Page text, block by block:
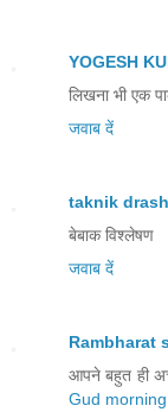
YOGESH
लिखना भी एक
जवाब दें
taknik
बेबाक विश्लेषण
जवाब दें
Rambharat
आपने बहुत ही
Gud morning